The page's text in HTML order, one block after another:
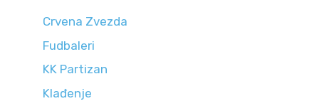
Crvena Zvezda
Fudbaleri
KK Partizan
Klađenje